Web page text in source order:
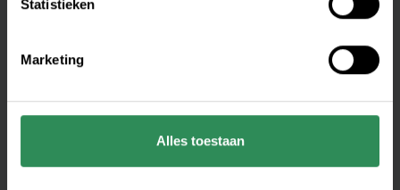
Statistieken
Marketing
Alles toestaan
Wilhelminastraat 6
Postbus 5506
3270 AA Mijnsheerenland